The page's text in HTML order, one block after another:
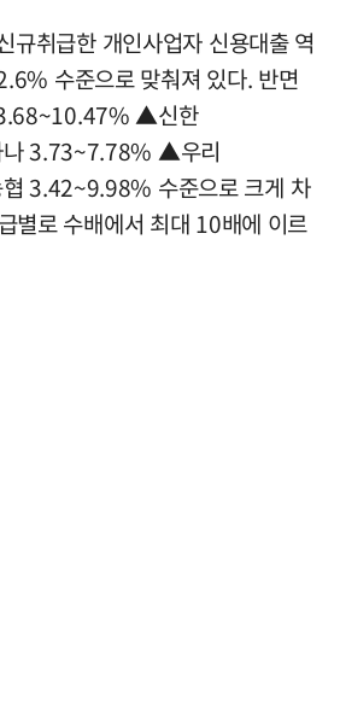
규취급한 개인사업자 신용대출 역
수준으로 맞춰져 있다. 반면
▲신한
3.73~7.78% ▲우리
3.42~9.98% 수준으로 크게 차
별로 수배에서 최대 10배에 이르